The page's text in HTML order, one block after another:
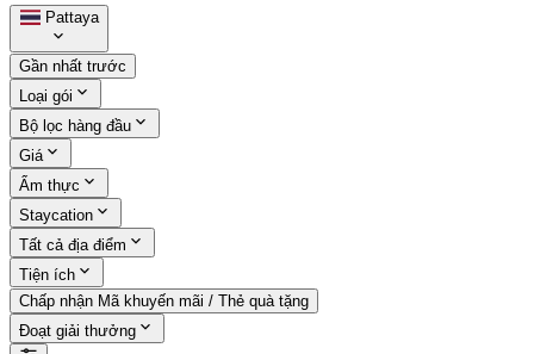
Pattaya
Gần nhất trước
Loại gói
Bộ lọc hàng đầu
Giá
Ẩm thực
Staycation
Tất cả địa điểm
Tiện ích
Chấp nhận Mã khuyến mãi / Thẻ quà tặng
Đoạt giải thưởng